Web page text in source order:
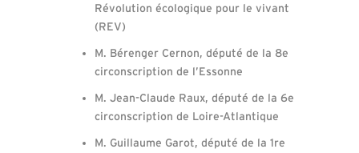
Révolution écologique pour le vivant
(REV)
M. Bérenger Cernon, député de la 8e
circonscription de l’Essonne
M. Jean-Claude Raux, député de la 6e
circonscription de Loire-Atlantique
M. Guillaume Garot, député de la 1re